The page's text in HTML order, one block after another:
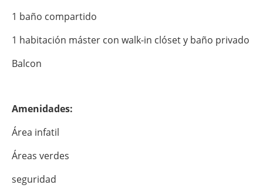
1 baño compartido
1 habitación máster con walk-in clóset y baño privado
Balcon
Amenidades:
Área infatil
Áreas verdes
seguridad